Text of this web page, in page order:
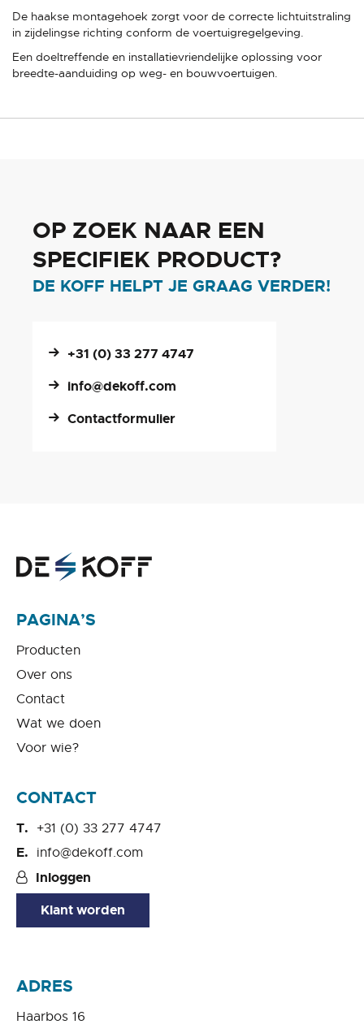
De haakse montagehoek zorgt voor de correcte lichtuitstraling
in zijdelingse richting conform de voertuigregelgeving.
Een doeltreffende en installatievriendelijke oplossing voor
breedte-aanduiding op weg- en bouwvoertuigen.
OP ZOEK NAAR EEN
SPECIFIEK PRODUCT?
DE KOFF HELPT JE GRAAG VERDER!
+31 (0) 33 277 4747
info@dekoff.com
Contactformulier
PAGINA’S
Producten
Over ons
Contact
Wat we doen
Voor wie?
CONTACT
+31 (0) 33 277 4747
info@dekoff.com
Inloggen
Klant worden
ADRES
Haarbos 16